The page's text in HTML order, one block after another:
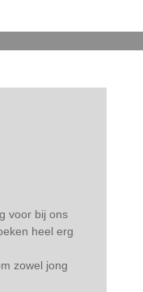
voor bij ons
heel erg
zowel jong